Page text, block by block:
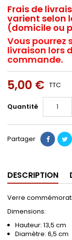
Frais de
varient selon
(domicile ou
Vous pourrez
livraison lors
commande.
5,00 € TTC
Quantité
Partager
DESCRIPTION
Verre
Dimensions:
Hauteur: 13,5 cm
Diamètre: 6,5 cm